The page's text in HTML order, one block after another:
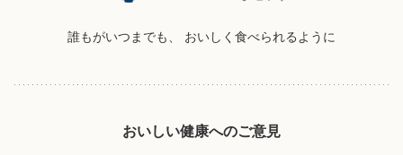
誰もがいつまでも、 おいしく食べられるように
おいしい健康へのご意見